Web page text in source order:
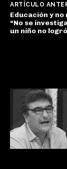
ARTÍCULO
Educación y
“No se
un niño no